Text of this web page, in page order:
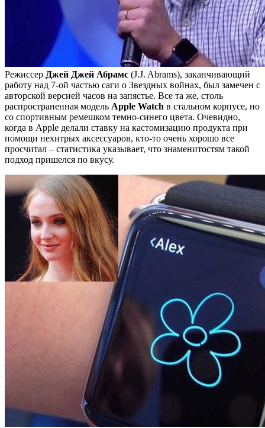
Режиссер Джей Джей Абрамс (J.J. Abrams), заканчивающий
работу над 7-ой частью саги о Звездных войнах, был замечен с
авторской версией часов на запястье. Все та же, столь
распространенная модель Apple Watch в стальном корпусе, но
со спортивным ремешком темно-синего цвета. Очевидно,
когда в Apple делали ставку на кастомизацию продукта при
помощи нехитрых аксессуаров, кто-то очень хорошо все
просчитал – статистика указывает, что знаменитостям такой
подход пришелся по вкусу.